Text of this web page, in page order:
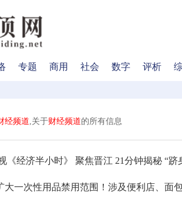
专题 商用 社会 数字 评析
经频道,关于财经频道的所有信息
《经济半小时》 聚焦晋江 21分钟揭秘 “跻
大一次性用品禁用范围！涉及便利店、面